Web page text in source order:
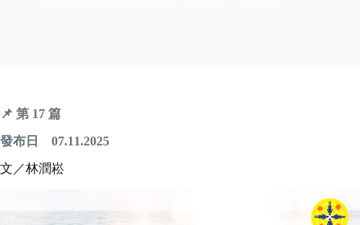
📌 第 17 篇
發布日 07.11.2025
文／林潤崧